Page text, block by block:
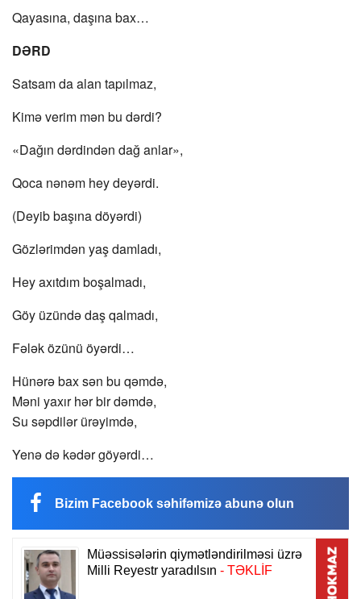
Qayasına, daşına bax…
DƏRD
Satsam da alan tapılmaz,
Kimə verim mən bu dərdi?
«Dağın dərdindən dağ anlar»,
Qoca nənəm hey deyərdi.
(Deyib başına döyərdi)
Gözlərimdən yaş damladı,
Hey axıtdım boşalmadı,
Göy üzündə daş qalmadı,
Fələk özünü öyərdi…
Hünərə bax sən bu qəmdə,
Məni yaxır hər bir dəmdə,
Su səpdilər ürəyimdə,
Yenə də kədər göyərdi…
Bizim Facebook səhifəmizə abunə olun